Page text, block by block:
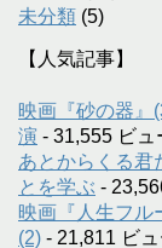
未分類 (5)
【人気記事】
映画『砂の器
演 - 31,555 ビュ
あとからくる
とを学ぶ -
映画『人生フル
(2) - 21,811 ビ